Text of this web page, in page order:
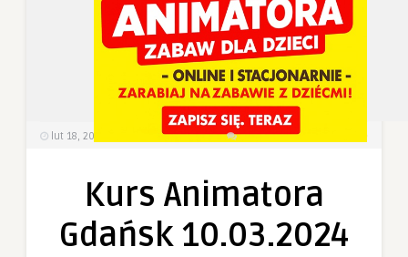
lut 18, 2024 Wyświetlenia 0 Komentarzy
Kurs Animatora
Gdańsk 10.03.2024